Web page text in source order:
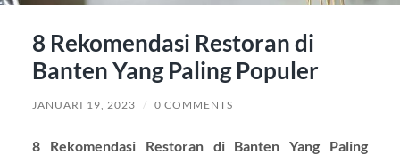
8 Rekomendasi Restoran di
Banten Yang Paling Populer
JANUARI 19, 2023 / 0 COMMENTS
8 Rekomendasi Restoran di Banten Yang Paling